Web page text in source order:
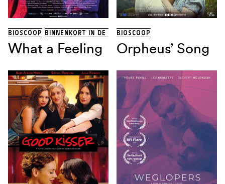
BIOSCOOP BINNENKORT IN DE BIOSCOOP
What a Feeling
BIOSCOOP
Orpheus’ Song